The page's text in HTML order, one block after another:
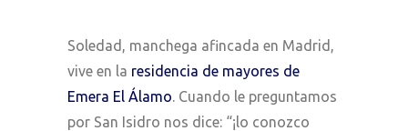
Soledad, manchega afincada en Madrid,
vive en la residencia de mayores de
Emera El Álamo. Cuando le preguntamos
por San Isidro nos dice: “¡lo conozco